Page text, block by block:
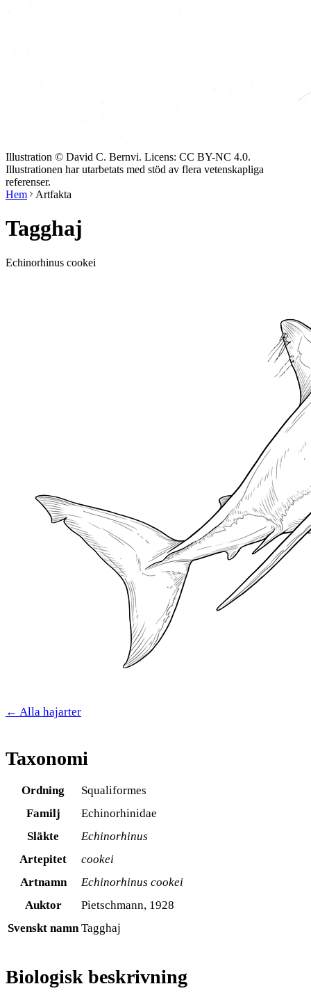
Illustration © David C. Bernvi. Licens: CC BY-NC 4.0.
Illustrationen har utarbetats med stöd av flera vetenskapliga
referenser.
Hem
Artfakta
Tagghaj
Echinorhinus cookei
← Alla hajarter
Taxonomi
Ordning
Squaliformes
Familj
Echinorhinidae
Släkte
Echinorhinus
Artepitet
cookei
Artnamn
Echinorhinus cookei
Auktor
Pietschmann, 1928
Svenskt namn Tagghaj
Biologisk beskrivning